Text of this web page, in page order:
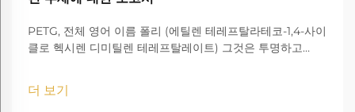
PETG, 전체 영어 이름 폴리 (에틸렌 테레프탈라테코-1,4-사이
클로 헥시렌 디미틸렌 테레프탈레이트) 그것은 투명하고
더 보기